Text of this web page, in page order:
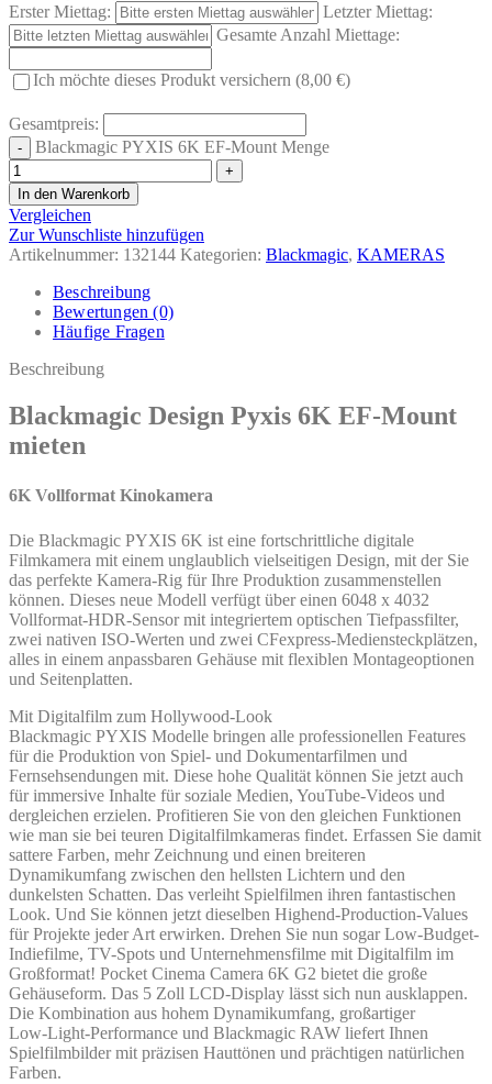
Erster Miettag:
Letzter Miettag:
Gesamte Anzahl Miettage:
Ich möchte dieses Produkt versichern (8,00 €)
Gesamtpreis:
Blackmagic PYXIS 6K EF-Mount Menge
In den Warenkorb
Vergleichen
Zur Wunschliste hinzufügen
Artikelnummer: 132144 Kategorien: Blackmagic, KAMERAS
Beschreibung
Bewertungen (0)
Häufige Fragen
Beschreibung
Blackmagic Design Pyxis 6K EF-Mount
mieten
6K Vollformat Kinokamera
Die Blackmagic PYXIS 6K ist eine fortschrittliche digitale
Filmkamera mit einem unglaublich vielseitigen Design, mit der Sie
das perfekte Kamera-Rig für Ihre Produktion zusammenstellen
können. Dieses neue Modell verfügt über einen 6048 x 4032
Vollformat-HDR-Sensor mit integriertem optischen Tiefpassfilter,
zwei nativen ISO-Werten und zwei CFexpress-Mediensteckplätzen,
alles in einem anpassbaren Gehäuse mit flexiblen Montageoptionen
und Seitenplatten.
Mit Digitalfilm zum Hollywood-Look
Blackmagic PYXIS Modelle bringen alle professionellen Features
für die Produktion von Spiel- und Dokumentarfilmen und
Fernsehsendungen mit. Diese hohe Qualität können Sie jetzt auch
für immersive Inhalte für soziale Medien, YouTube-Videos und
dergleichen erzielen. Profitieren Sie von den gleichen Funktionen
wie man sie bei teuren Digitalfilmkameras findet. Erfassen Sie damit
sattere Farben, mehr Zeichnung und einen breiteren
Dynamikumfang zwischen den hellsten Lichtern und den
dunkelsten Schatten. Das verleiht Spielfilmen ihren fantastischen
Look. Und Sie können jetzt dieselben Highend-Production-Values
für Projekte jeder Art erwirken. Drehen Sie nun sogar Low-Budget-
Indiefilme, TV-Spots und Unternehmensfilme mit Digitalfilm im
Großformat! Pocket Cinema Camera 6K G2 bietet die große
Gehäuseform. Das 5 Zoll LCD-Display lässt sich nun ausklappen.
Die Kombination aus hohem Dynamikumfang, großartiger
Low‑Light‑Performance und Blackmagic RAW liefert Ihnen
Spielfilmbilder mit präzisen Hauttönen und prächtigen natürlichen
Farben.